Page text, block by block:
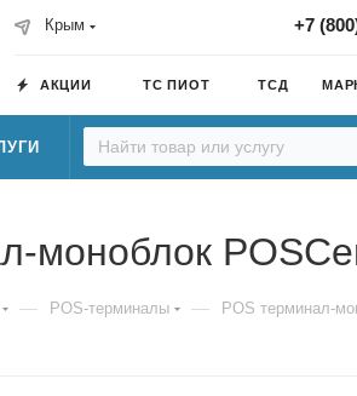
Крым +7
АКЦИИ ТС ПИОТ ТСД
моноблок
— POS-терминалы — POS терминал-